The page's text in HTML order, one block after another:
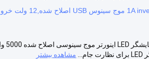
مشاهده بیشتر